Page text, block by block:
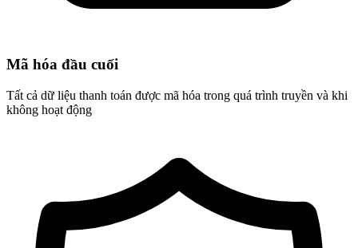
Mã hóa đầu cuối
Tất cả dữ liệu thanh toán được mã hóa trong quá trình truyền và khi
không hoạt động